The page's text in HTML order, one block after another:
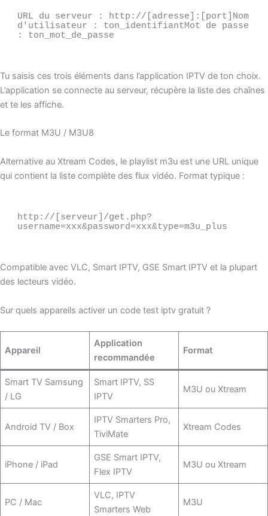
URL du serveur : http://[adresse]:[port]Nom
d'utilisateur : ton_identifiantMot de passe
: ton_mot_de_passe
Tu saisis ces trois éléments dans l’application IPTV de ton choix.
L’application se connecte au serveur, récupère la liste des chaînes
et te les affiche.
Le format M3U / M3U8
Alternative au Xtream Codes, le playlist m3u est une URL unique
qui contient la liste complète des flux vidéo. Format typique :
http://[serveur]/get.php?
username=xxx&password=xxx&type=m3u_plus
Compatible avec VLC, Smart IPTV, GSE Smart IPTV et la plupart
des lecteurs vidéo.
Sur quels appareils activer un code test iptv gratuit ?
Appareil
Application
recommandée
Format
Smart TV Samsung
/ LG
Smart IPTV, SS
IPTV
M3U ou Xtream
Android TV / Box
IPTV Smarters Pro,
TiviMate
Xtream Codes
iPhone / iPad
GSE Smart IPTV,
Flex IPTV
M3U ou Xtream
PC / Mac
VLC, IPTV
Smarters Web
M3U